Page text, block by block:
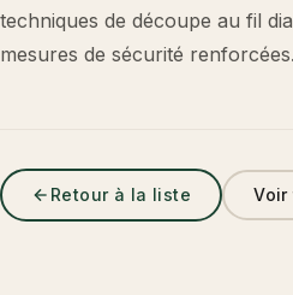
techniques de découpe au fil
mesures de sécurité renforcées.
Retour à la liste Voir